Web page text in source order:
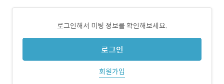
로그인해서 미팅 정보를 확인해보세요.
로그인
회원가입